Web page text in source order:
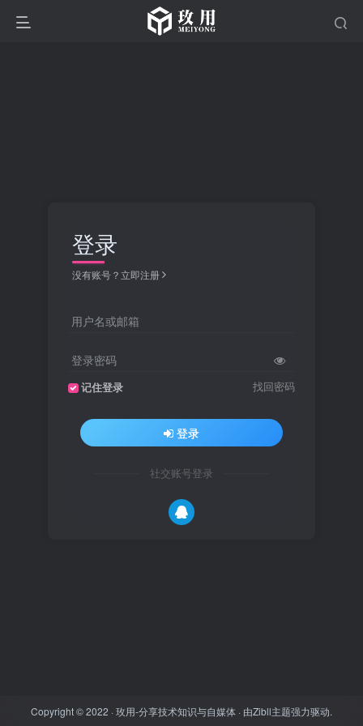
登录
没有账号？立即注册
用户名或邮箱
登录密码
记住登录 找回密码
登录
社交账号登录
Copyright © 2022 ·玫用-分享技术知识与自媒体 · 由Zibll主题强力驱动.